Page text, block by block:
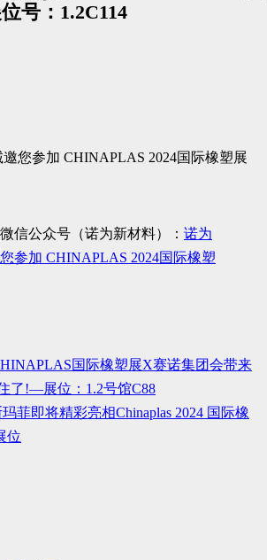
号：1.2C114
信公众号（诺为新材料）： 诺为
参加 CHINAPLAS 2024国际橡塑
国际橡塑展X赛诺集团会带来
了!—展位：1.2号馆C88
菲即将精彩亮相Chinaplas 2024 国际橡
位